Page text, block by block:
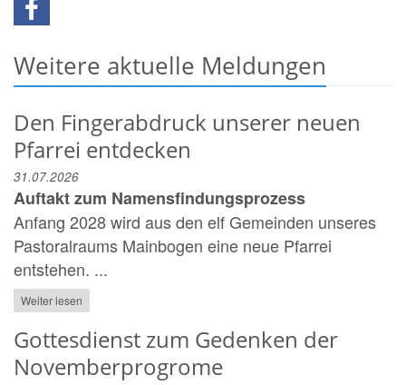
Weitere aktuelle Meldungen
Den Fingerabdruck unserer neuen
Pfarrei entdecken
31.07.2026
Auftakt zum Namensfindungsprozess
Anfang 2028 wird aus den elf Gemeinden unseres
Pastoralraums Mainbogen eine neue Pfarrei
entstehen. ...
Weiter lesen
Gottesdienst zum Gedenken der
Novemberprogrome